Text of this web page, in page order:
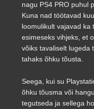
nagu PS4 PRO puhul
Kuna nad töötavad
loomulikult vajavad ka
esimeseks vihjeks, et
võiks tavaliselt lugeda
tahaks õhku tõusta.
Seega, kui su
õhku tõusma või
tegutseda ja sellega